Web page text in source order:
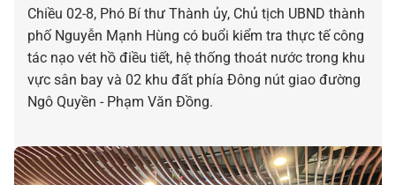
Chiều 02-8, Phó Bí thư Thành ủy, Chủ tịch UBND thành
phố Nguyễn Mạnh Hùng có buổi kiểm tra thực tế công
tác nạo vét hồ điều tiết, hệ thống thoát nước trong khu
vực sân bay và 02 khu đất phía Đông nút giao đường
Ngô Quyền - Phạm Văn Đồng.